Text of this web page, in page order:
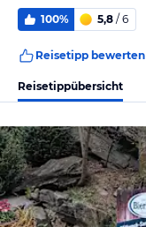
100% 5,8 / 6
Reisetipp bewerten
Reisetippübersicht